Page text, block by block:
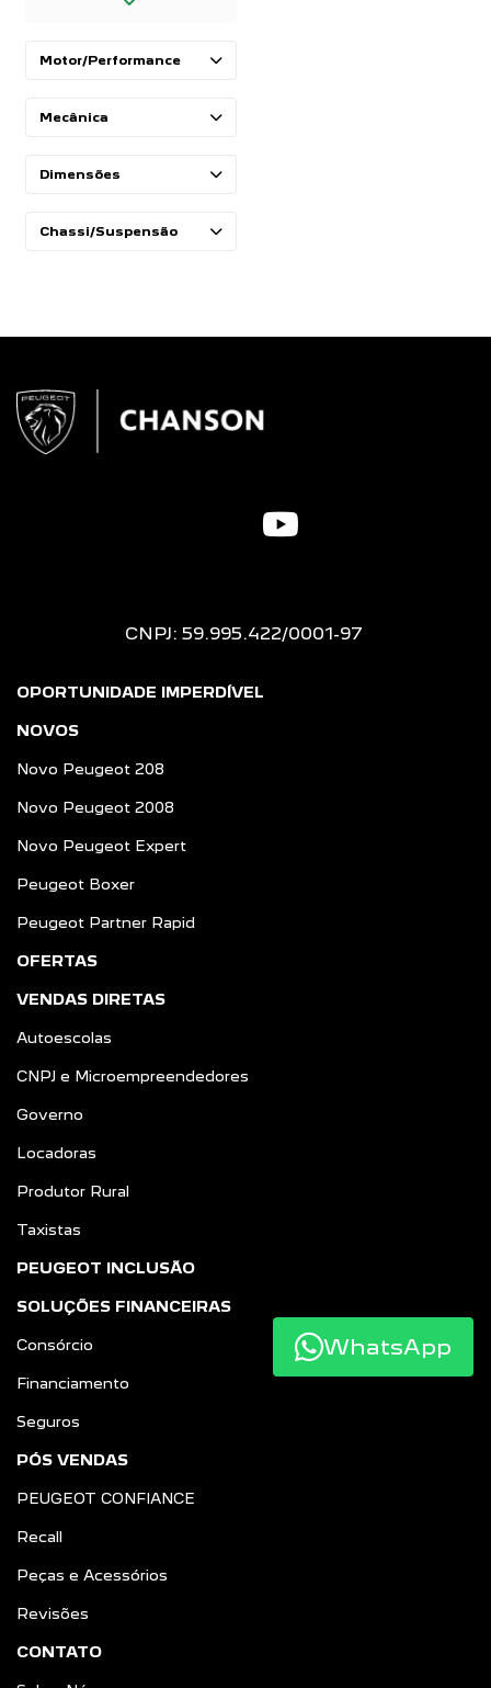
Motor/Performance
Mecânica
Dimensões
Chassi/Suspensão
CNPJ: 59.995.422/0001-97
OPORTUNIDADE IMPERDÍVEL
NOVOS
Novo Peugeot 208
Novo Peugeot 2008
Novo Peugeot Expert
Peugeot Boxer
Peugeot Partner Rapid
OFERTAS
VENDAS DIRETAS
Autoescolas
CNPJ e Microempreendedores
Governo
Locadoras
Produtor Rural
Taxistas
PEUGEOT INCLUSÃO
SOLUÇÕES FINANCEIRAS
Consórcio
Financiamento
Seguros
PÓS VENDAS
PEUGEOT CONFIANCE
Recall
Peças e Acessórios
Revisões
CONTATO
WhatsApp